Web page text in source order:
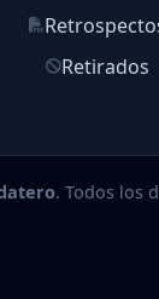
Retirados
. Todos los